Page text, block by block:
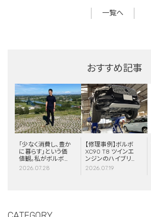
一覧へ
おすすめ記事
「少なく消費し、豊か
に暮らす」という価
値観。私がボルボと
スウェーデンに惹か
2026.07.28
【修理事例】ボルボ
XC90 T8 ツインエ
ンジンのハイブリッ
ドシステム故障・
2026.07.19